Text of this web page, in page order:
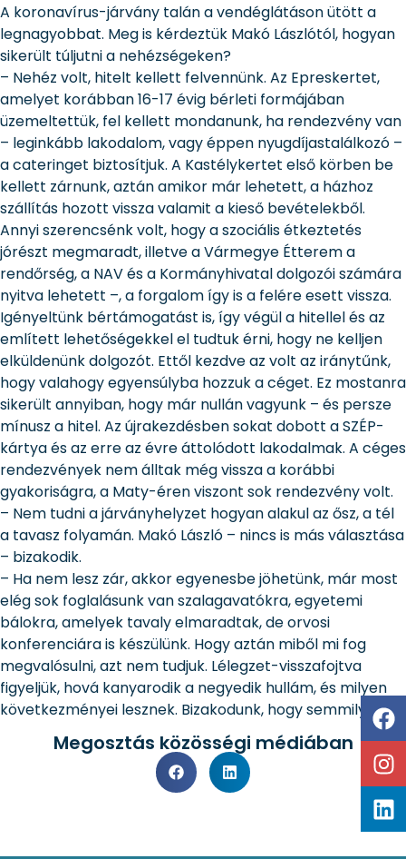
A koronavírus-járvány talán a vendéglátáson ütött a
legnagyobbat. Meg is kérdeztük Makó Lászlótól, hogyan
sikerült túljutni a nehézségeken?
– Nehéz volt, hitelt kellett felvennünk. Az Epreskertet,
amelyet korábban 16-17 évig bérleti formájában
üzemeltettük, fel kellett mondanunk, ha rendezvény van
– leginkább lakodalom, vagy éppen nyugdíjastalálkozó –
a cateringet biztosítjuk. A Kastélykertet első körben be
kellett zárnunk, aztán amikor már lehetett, a házhoz
szállítás hozott vissza valamit a kieső bevételekből.
Annyi szerencsénk volt, hogy a szociális étkeztetés
jórészt megmaradt, illetve a Vármegye Étterem a
rendőrség, a NAV és a Kormányhivatal dolgozói számára
nyitva lehetett –, a forgalom így is a felére esett vissza.
Igényeltünk bértámogatást is, így végül a hitellel és az
említett lehetőségekkel el tudtuk érni, hogy ne kelljen
elküldenünk dolgozót. Ettől kezdve az volt az iránytűnk,
hogy valahogy egyensúlyba hozzuk a céget. Ez mostanra
sikerült annyiban, hogy már nullán vagyunk – és persze
mínusz a hitel. Az újrakezdésben sokat dobott a SZÉP-
kártya és az erre az évre áttolódott lakodalmak. A céges
rendezvények nem álltak még vissza a korábbi
gyakoriságra, a Maty-éren viszont sok rendezvény volt.
– Nem tudni a járványhelyzet hogyan alakul az ősz, a tél
a tavasz folyamán. Makó László – nincs is más választása
– bizakodik.
– Ha nem lesz zár, akkor egyenesbe jöhetünk, már most
elég sok foglalásunk van szalagavatókra, egyetemi
bálokra, amelyek tavaly elmaradtak, de orvosi
konferenciára is készülünk. Hogy aztán miből mi fog
megvalósulni, azt nem tudjuk. Lélegzet-visszafojtva
figyeljük, hová kanyarodik a negyedik hullám, és milyen
következményei lesznek. Bizakodunk, hogy semmilyen.
Megosztás közösségi médiában